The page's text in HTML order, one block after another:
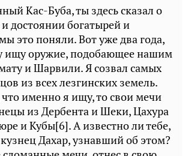
Кас-Буба, ты здесь сказал о
и достоянии богатырей и
это поняли. Вот уже два года,
ищу оружие, подобающее нашим
и Шарвили. Я созвал самых
из всех лезгинских земель.
что именно я ищу, то свои мечи
из Дербента и Шеки, Цахура
и Кубы[6]. А известно ли тебе,
Дахар, узнавший об этом?